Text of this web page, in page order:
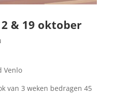
& 19 oktober
Venlo
van 3 weken bedragen 45